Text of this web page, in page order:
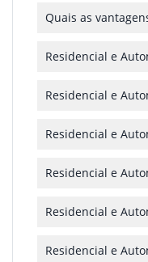
Quais as
Residencial e
Residencial e
Residencial e
Residencial e
Residencial e
Residencial e